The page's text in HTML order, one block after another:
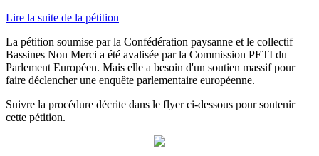
Lire la suite de la pétition
La pétition soumise par la Confédération paysanne et le collectif
Bassines Non Merci a été avalisée par la Commission PETI du
Parlement Européen. Mais elle a besoin d'un soutien massif pour
faire déclencher une enquête parlementaire européenne.
Suivre la procédure décrite dans le flyer ci-dessous pour soutenir
cette pétition.